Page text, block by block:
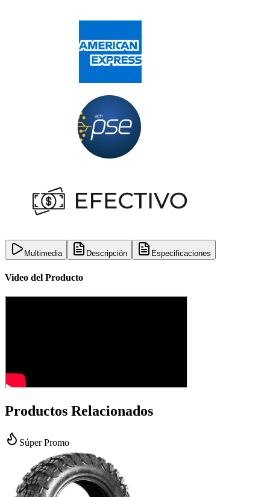
Multimedia Descripción Especificaciones
Video del Producto
Productos Relacionados
Súper Promo